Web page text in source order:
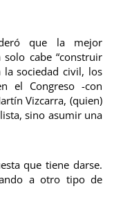
que la mejor
solo cabe “construir
la sociedad civil, los
el Congreso -con
Vizcarra, (quien)
sino asumir una
que tiene darse.
a otro tipo de